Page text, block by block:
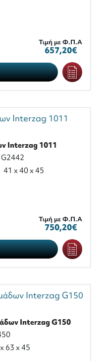
Τιμή με Φ.Π.Α
657,20€
Interzag 1011
G2442
41 x 40 x 45
Τιμή με Φ.Π.Α
750,20€
Interzag G150
63 x 45